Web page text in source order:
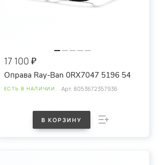
17 100 ₽
Оправа Ray-Ban 0RX7047 5196 54
ЕСТЬ В НАЛИЧИИ Арт.8053672357936
В КОРЗИНУ